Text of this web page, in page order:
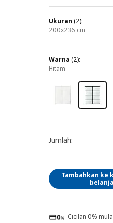
ukuran (2):
200x236 cm
warna (2):
hitam
Jumlah:
Tambahkan ke
belanja
Cicilan 0%